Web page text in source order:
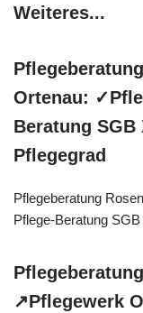
Weiteres...
Ortenau:
Beratung
Pflegegrad
Pflegeberatung
Pflege-Beratung
↗️Pflegewerk